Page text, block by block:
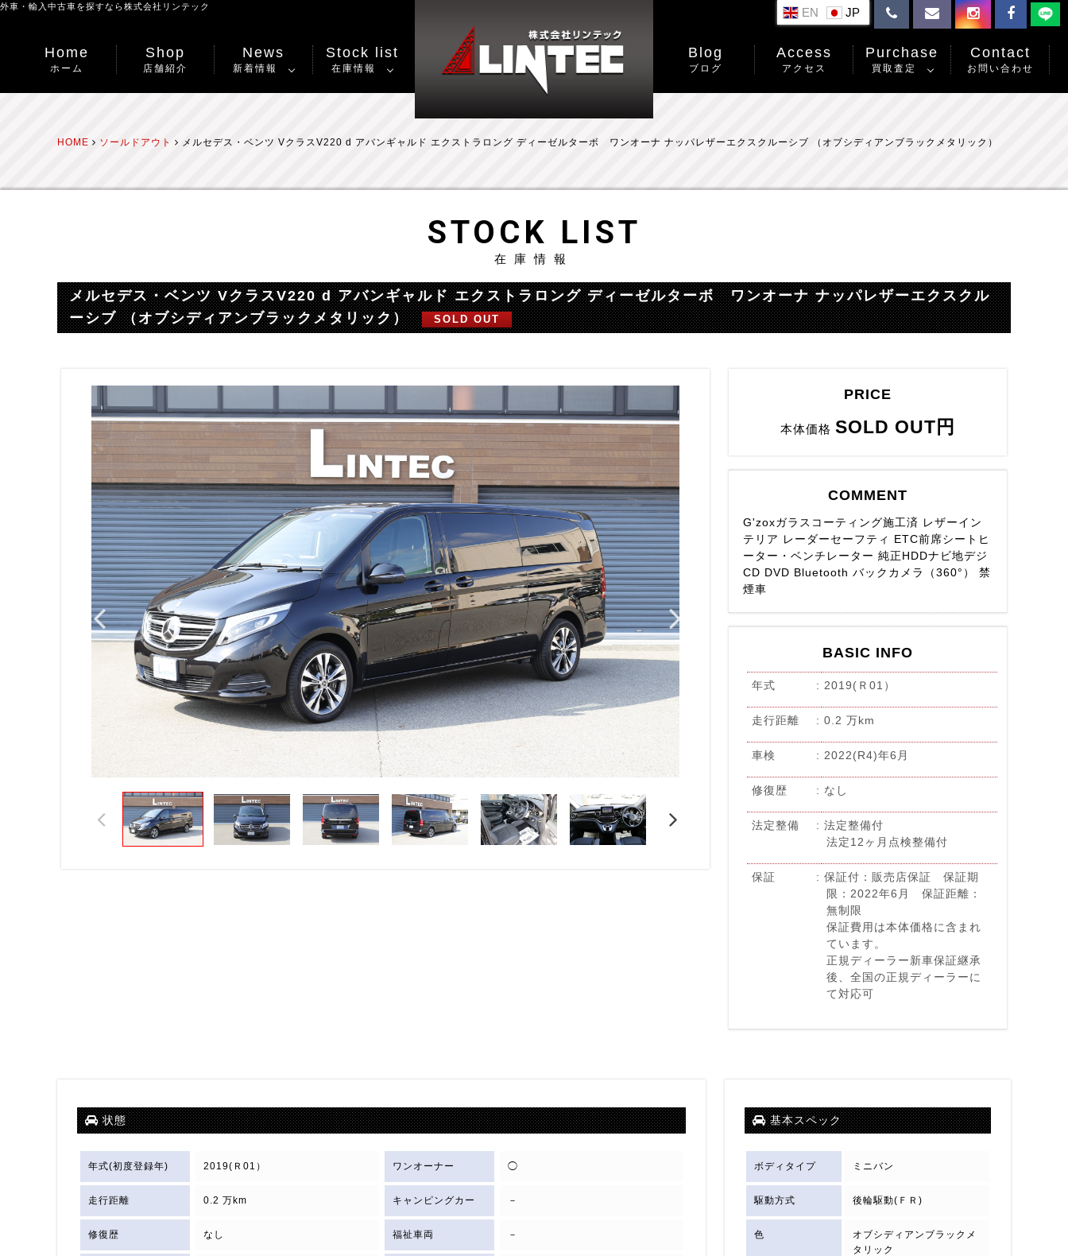
外車・輸入中古車を探すなら株式会社リンテック
Home
ホーム
Shop
店舗紹介
News
新着情報
Stock list
在庫情報
Blog
ブログ
Access
アクセス
Purchase
買取査定
Contact
お問い合わせ
EN
HOME ソールドアウト メルセデス・ベンツ VクラスV220 d アバンギャルド エクストラロング ディーゼルターボ ワンオーナ ナッパレザーエクスクルーシブ （オブシディアンブラックメタリック）
STOCK LIST
在庫情報
メルセデス・ベンツ VクラスV220 d アバンギャルド エクストラロング ディーゼルターボ ワンオーナ ナッパレザーエクスクル
ーシブ （オブシディアンブラックメタリック）
SOLD OUT
PRICE
本体価格 SOLD OUT円
COMMENT
G'zoxガラスコーティング施工済 レザーイン
テリア レーダーセーフティ ETC前席シートヒ
ーター・ベンチレーター 純正HDDナビ地デジ
CD DVD Bluetooth バックカメラ（360°） 禁
煙車
BASIC INFO
年式 2019(Ｒ01）
走行距離 0.2 万km
車検 2022(R4)年6月
修復歴 なし
法定整備
法定整備付
法定12ヶ月点検整備付
保証
保証付：販売店保証 保証期
限：2022年6月 保証距離：
無制限
保証費用は本体価格に含まれ
ています。
正規ディーラー新車保証継承
後、全国の正規ディーラーに
て対応可
状態
年式(初度登録年) 2019(Ｒ01） ワンオーナー ◯
走行距離 0.2 万km キャンピングカー －
修復歴 なし 福祉車両 －
基本スペック
ボディタイプ ミニバン
駆動方式 後輪駆動(ＦＲ)
色
オブシディアンブラックメ
タリック